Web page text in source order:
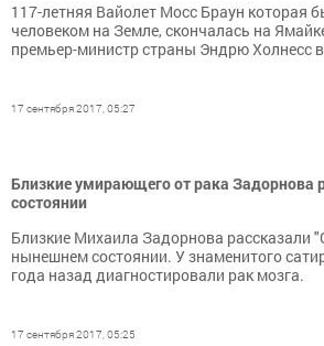
117-летняя Вайолет Мосс Браун
человеком на Земле, скончалась на
премьер-министр страны Эндрю Холнесс
17 сентября 2017, 05:27
Близкие умирающего от рака Задорнова
состоянии
Близкие Михаила Задорнова рассказали
нынешнем состоянии. У знаменитого
года назад диагностировали рак мозга.
17 сентября 2017, 05:25